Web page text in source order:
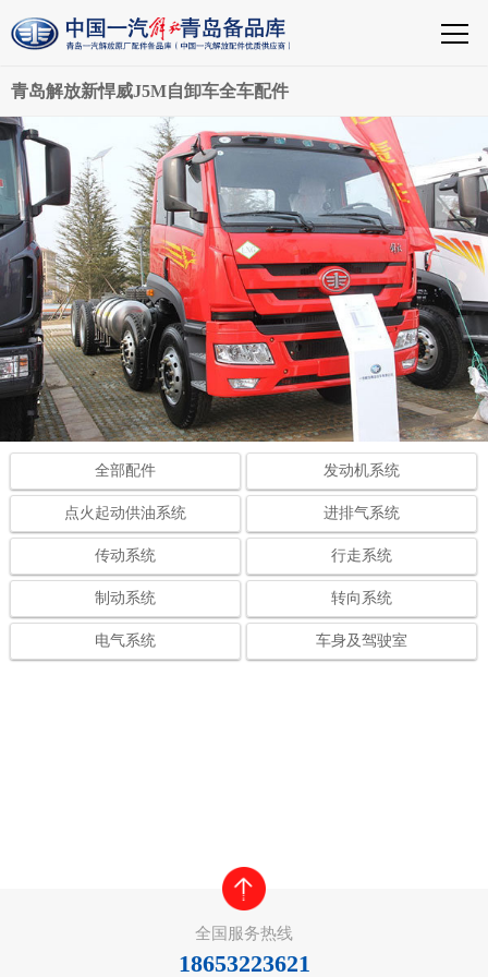
青岛解放新悍威J5M自卸车全车配件
全部配件 发动机系统
点火起动供油系统 进排气系统
传动系统 行走系统
制动系统 转向系统
电气系统 车身及驾驶室
全国服务热线
18653223621